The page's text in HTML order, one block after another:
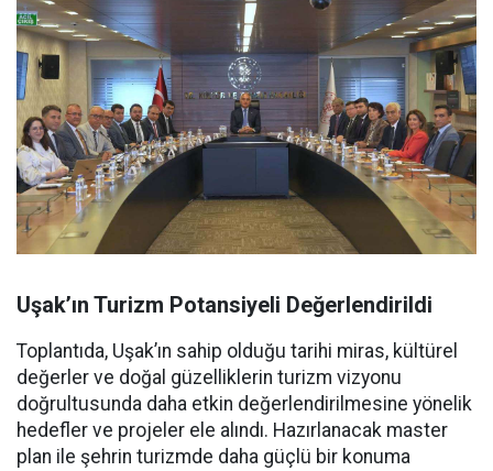
Uşak’ın Turizm Potansiyeli Değerlendirildi
Toplantıda, Uşak’ın sahip olduğu tarihi miras, kültürel
değerler ve doğal güzelliklerin turizm vizyonu
doğrultusunda daha etkin değerlendirilmesine yönelik
hedefler ve projeler ele alındı. Hazırlanacak master
plan ile şehrin turizmde daha güçlü bir konuma